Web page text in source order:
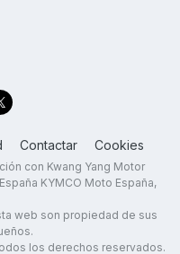
Contactar Cookies
con Kwang Yang Motor
KYMCO Moto España,
web son propiedad de sus
los derechos reservados.